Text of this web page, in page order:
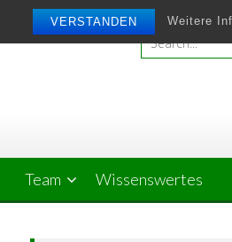
VERSTANDEN Weitere
Team Wissenswertes